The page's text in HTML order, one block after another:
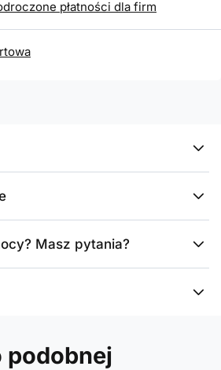
płatności dla firm
Masz pytania?
podobnej